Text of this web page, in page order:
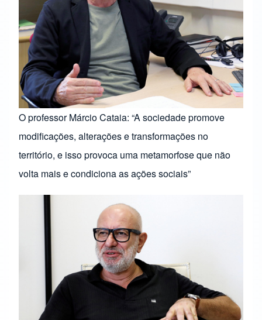
O professor Márcio Cataia: “A sociedade promove
modificações, alterações e transformações no
território, e isso provoca uma metamorfose que não
volta mais e condiciona as ações sociais”